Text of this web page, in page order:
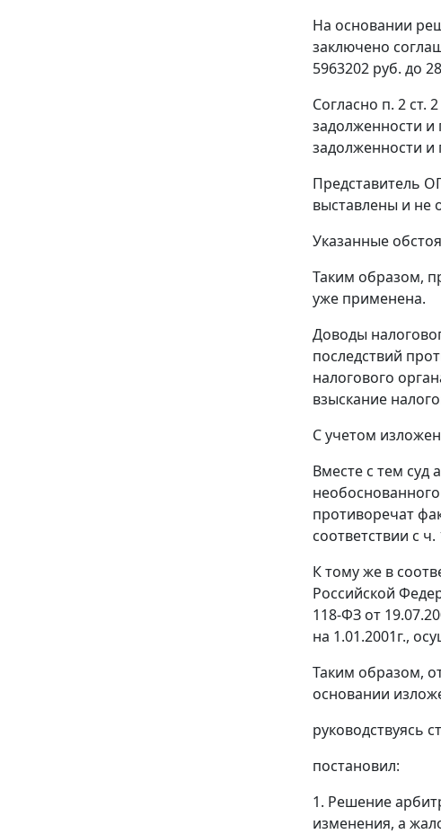
На основании
заключено
5963202 руб. до
Согласно п. 2 ст.
задолженности и
задолженности и
Представитель
выставлены и не
Указанные
Таким образом,
уже применена.
Доводы
последствий
налогового
взыскание
С учетом
Вместе с тем суд
противоречат
соответствии с ч.
К тому же в
Российской
118-ФЗ от
на 1.01.2001г.,
Таким образом,
основании
руководствуясь
постановил:
1. Решение
изменения, а